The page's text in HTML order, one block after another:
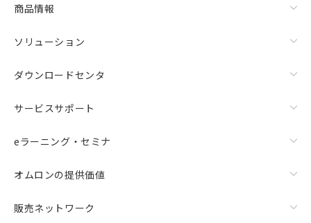
商品情報
ソリューション
ダウンロードセンタ
サービスサポート
eラーニング・セミナ
オムロンの提供価値
販売ネットワーク